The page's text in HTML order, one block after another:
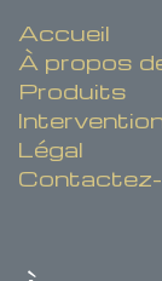
Accueil
À propos
Produits
Légal